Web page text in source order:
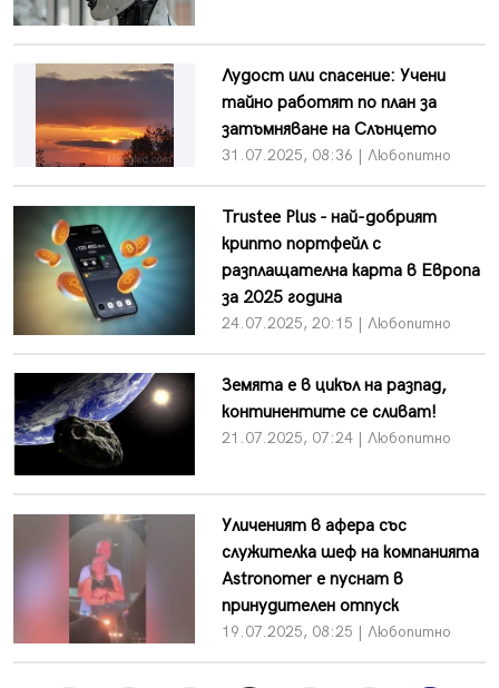
Лудост или спасение: Учени
тайно работят по план за
затъмняване на Слънцето
31.07.2025, 08:36 | Любопитно
Trustee Plus - най-добрият
крипто портфейл с
разплащателна карта в Европа
за 2025 година
24.07.2025, 20:15 | Любопитно
Земята е в цикъл на разпад,
континентите се сливат!
21.07.2025, 07:24 | Любопитно
Уличеният в афера със
служителка шеф на компанията
Astronomer е пуснат в
принудителен отпуск
19.07.2025, 08:25 | Любопитно